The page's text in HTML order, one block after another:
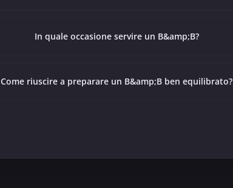
In quale occasione servire un B&amp;B?
Come riuscire a preparare un B&amp;B ben equilibrato?